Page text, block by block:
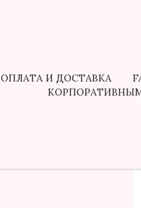
ОПЛАТА И ДОСТАВКА